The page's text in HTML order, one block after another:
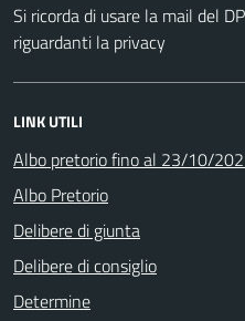
Si ricorda di usare la mail del
riguardanti la privacy
LINK UTILI
Albo pretorio fino al 23/10/
Albo Pretorio
Delibere di giunta
Delibere di consiglio
Determine